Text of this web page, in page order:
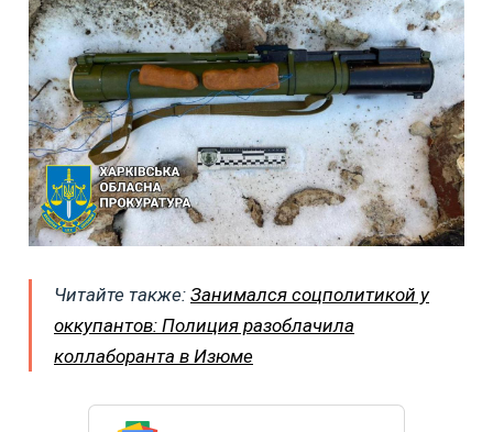
Читайте также: Занимался соцполитикой у
оккупантов: Полиция разоблачила
коллаборанта в Изюме